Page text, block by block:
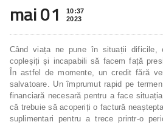
mai 01
10:37
2023
Când viața ne pune în situații dificile,
copleșiți și incapabili să facem față
În astfel de momente, un credit fără
salvatoare. Un împrumut rapid pe
financiară necesară pentru a face
că trebuie să acoperiți o factură
suplimentari pentru a trece printr-o